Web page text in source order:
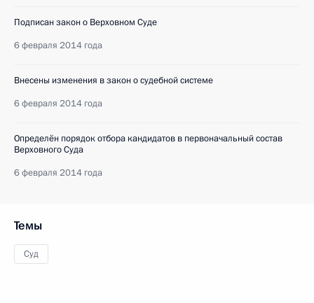
Подписан закон о Верховном Суде
6 февраля 2014 года
Внесены изменения в закон о судебной системе
6 февраля 2014 года
Определён порядок отбора кандидатов в первоначальный состав
Верховного Суда
6 февраля 2014 года
Темы
Суд